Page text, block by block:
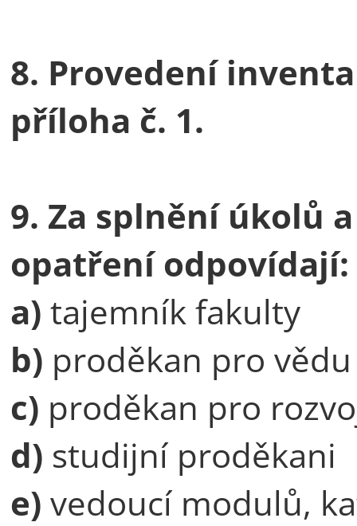
8. Provedení
příloha č. 1.
9. Za splnění úkolů
opatření odpovídají:
a) tajemník fakulty
b) proděkan pro
c) proděkan pro
d) studijní proděkani
e) vedoucí modulů,